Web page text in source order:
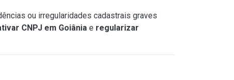
ou irregularidades cadastrais graves
CNPJ em Goiânia e regularizar